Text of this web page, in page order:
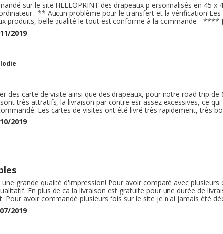
sur le site HELLOPRINT des drapeaux p ersonnalisés en 45 x
. ** Aucun problème pour le transfert et la vérification Les
produits, belle qualité le tout est conforme à la commande - ****
site HELLOPRINT. Contact facile Je pense à nouveau faire appel à
2019
des carte de visite ainsi que des drapeaux, pour notre road trip de
très attratifs, la livraison par contre esr assez excessives, ce
Les cartes de visites ont été livré très rapidement, très
jours plus tard, grosse déception, l'impression a été
qui s'est excusez et nous a rembourser les drapeaux ainsi que les
2019
grande qualité d'impression! Pour avoir comparé avec
En plus de ca la livraison est gratuite pour une durée de
Pour avoir commandé plusieurs fois sur le site je n'ai jamais été
de teintes pantones, et c'est vraiment une énorme gain de
Merci HelloPrint!
2019